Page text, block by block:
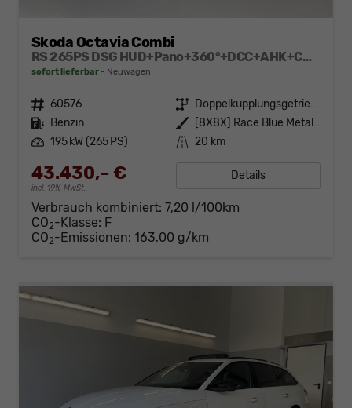
Skoda Octavia Combi
RS 265PS DSG HUD+Pano+360°+DCC+AHK+CANTON+Matrix+Alu19+eHeck+GV4
sofort lieferbar Neuwagen
Fahrzeugnr. 60576 Getriebe
Doppelkupplungsgetriebe (DSG)
Kraftstoff Benzin Außenfarbe
[8X8X] Race Blue Metallic
Leistung 195 kW (265 PS) Kilometerstand 20 km
43.430,– €
incl. 19% MwSt.
Details
Verbrauch kombiniert: 7,20 l/100km
CO2-Klasse: F
CO2-Emissionen: 163,00 g/km